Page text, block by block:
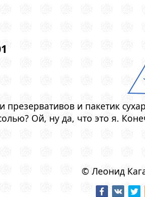
и пакетик
Ой, ну да, что это я.
© Леонид